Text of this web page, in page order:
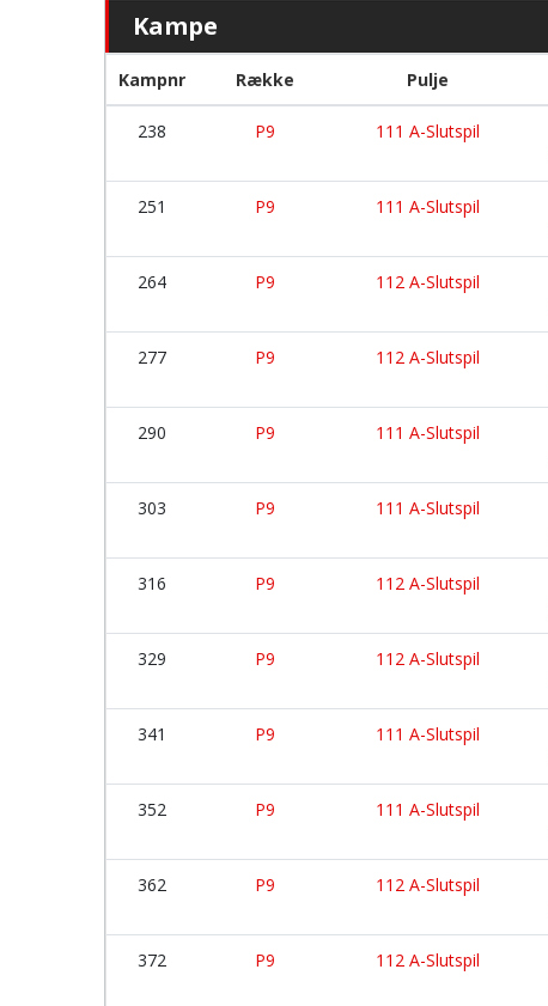
Kampe
Kampnr Række Pulje
238 P9 111 A-Slutspil
251 P9 111 A-Slutspil
264 P9 112 A-Slutspil
277 P9 112 A-Slutspil
290 P9 111 A-Slutspil
303 P9 111 A-Slutspil
316 P9 112 A-Slutspil
329 P9 112 A-Slutspil
341 P9 111 A-Slutspil
352 P9 111 A-Slutspil
362 P9 112 A-Slutspil
372 P9 112 A-Slutspil